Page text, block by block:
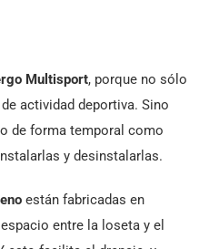
Multisport, porque no sólo
actividad deportiva. Sino
de forma temporal como
y desinstalarlas.
están fabricadas en
entre la loseta y el